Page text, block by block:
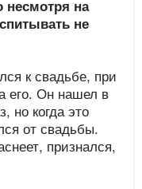
несмотря на
не
к свадьбе, при
его. Он нашел в
но когда это
от свадьбы.
признался,